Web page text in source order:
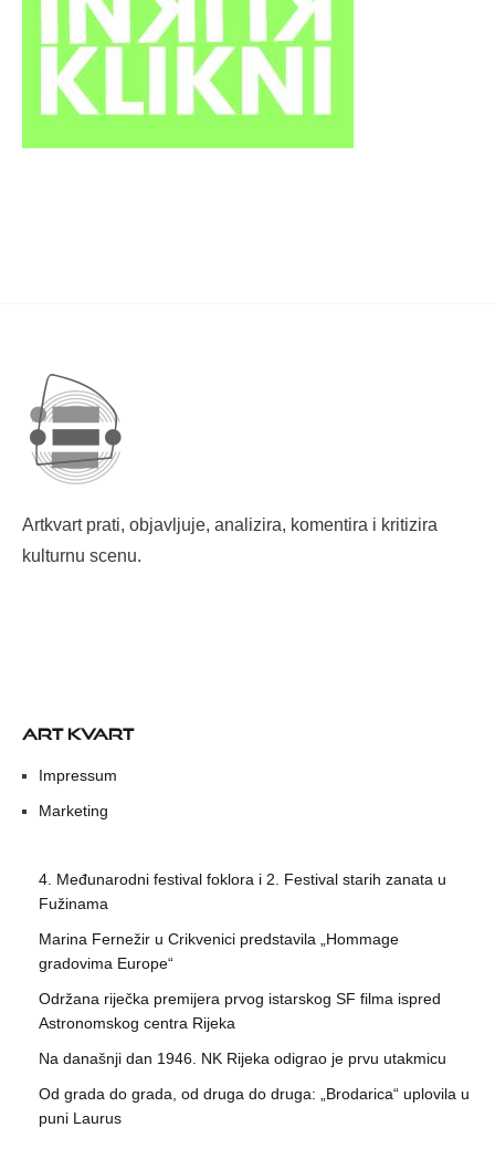
Artkvart prati, objavljuje, analizira, komentira i kritizira
kulturnu scenu.
ART KVART
Impressum
Marketing
4. Međunarodni festival foklora i 2. Festival starih zanata u
Fužinama
Marina Fernežir u Crikvenici predstavila „Hommage
gradovima Europe“
Održana riječka premijera prvog istarskog SF filma ispred
Astronomskog centra Rijeka
Na današnji dan 1946. NK Rijeka odigrao je prvu utakmicu
Od grada do grada, od druga do druga: „Brodarica“ uplovila u
puni Laurus